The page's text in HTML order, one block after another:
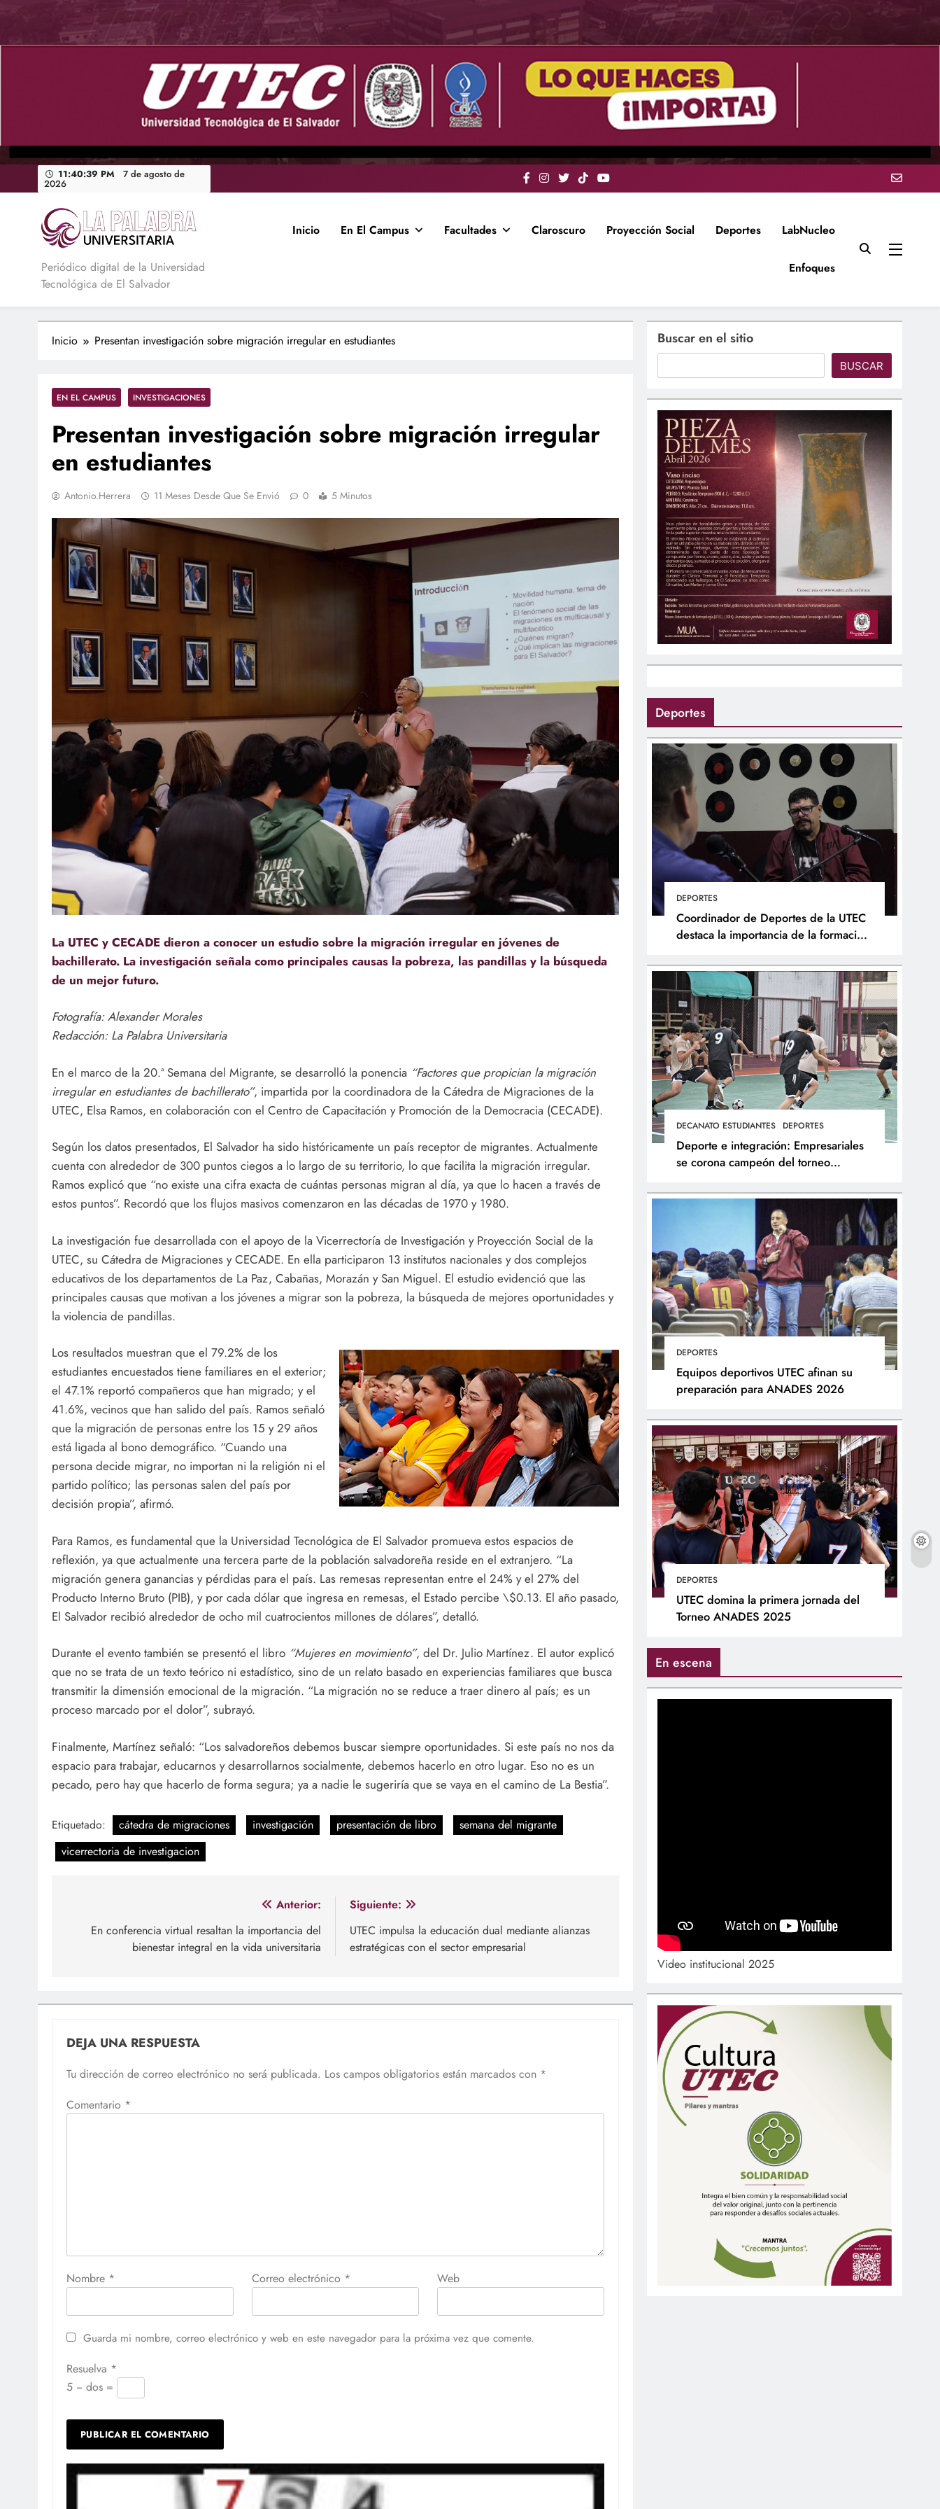
contenido
11:40:40 PM 7 de agosto de
2026
La Palabra Universitaria
Periódico digital de la Universidad
Tecnológica de El Salvador
Inicio En El Campus Facultades Claroscuro Proyección Social Deportes LabNucleo
Enfoques
Inicio Presentan investigación sobre migración irregular en estudiantes
EN EL CAMPUS INVESTIGACIONES
Presentan investigación sobre migración irregular
en estudiantes
Antonio.herrera 11 Meses Desde Que Se Envió 0 5 Minutos
La UTEC y CECADE dieron a conocer un estudio sobre la migración irregular en jóvenes de
bachillerato. La investigación señala como principales causas la pobreza, las pandillas y la búsqueda
de un mejor futuro.
Fotografía: Alexander Morales
Redacción: La Palabra Universitaria
En el marco de la 20.ª Semana del Migrante, se desarrolló la ponencia “Factores que propician la migración
irregular en estudiantes de bachillerato”, impartida por la coordinadora de la Cátedra de Migraciones de la
UTEC, Elsa Ramos, en colaboración con el Centro de Capacitación y Promoción de la Democracia (CECADE).
Según los datos presentados, El Salvador ha sido históricamente un país receptor de migrantes. Actualmente
cuenta con alrededor de 300 puntos ciegos a lo largo de su territorio, lo que facilita la migración irregular.
Ramos explicó que “no existe una cifra exacta de cuántas personas migran al día, ya que lo hacen a través de
estos puntos”. Recordó que los flujos masivos comenzaron en las décadas de 1970 y 1980.
La investigación fue desarrollada con el apoyo de la Vicerrectoría de Investigación y Proyección Social de la
UTEC, su Cátedra de Migraciones y CECADE. En ella participaron 13 institutos nacionales y dos complejos
educativos de los departamentos de La Paz, Cabañas, Morazán y San Miguel. El estudio evidenció que las
principales causas que motivan a los jóvenes a migrar son la pobreza, la búsqueda de mejores oportunidades y
la violencia de pandillas.
Los resultados muestran que el 79.2% de los
estudiantes encuestados tiene familiares en el exterior;
el 47.1% reportó compañeros que han migrado; y el
41.6%, vecinos que han salido del país. Ramos señaló
que la migración de personas entre los 15 y 29 años
está ligada al bono demográfico. “Cuando una
persona decide migrar, no importan ni la religión ni el
partido político; las personas salen del país por
decisión propia”, afirmó.
Para Ramos, es fundamental que la Universidad Tecnológica de El Salvador promueva estos espacios de
reflexión, ya que actualmente una tercera parte de la población salvadoreña reside en el extranjero. “La
migración genera ganancias y pérdidas para el país. Las remesas representan entre el 24% y el 27% del
Producto Interno Bruto (PIB), y por cada dólar que ingresa en remesas, el Estado percibe \$0.13. El año pasado,
El Salvador recibió alrededor de ocho mil cuatrocientos millones de dólares”, detalló.
Durante el evento también se presentó el libro “Mujeres en movimiento”, del Dr. Julio Martínez. El autor explicó
que no se trata de un texto teórico ni estadístico, sino de un relato basado en experiencias familiares que busca
transmitir la dimensión emocional de la migración. “La migración no se reduce a traer dinero al país; es un
proceso marcado por el dolor”, subrayó.
Finalmente, Martínez señaló: “Los salvadoreños debemos buscar siempre oportunidades. Si este país no nos da
espacio para trabajar, educarnos y desarrollarnos socialmente, debemos hacerlo en otro lugar. Eso no es un
pecado, pero hay que hacerlo de forma segura; ya a nadie le sugeriría que se vaya en el camino de La Bestia”.
Etiquetado: cátedra de migraciones investigación presentación de libro
semana del migrante
vicerrectoria de investigacion
entradas
Anterior:
En conferencia virtual resaltan la importancia del
bienestar integral en la vida universitaria
Siguiente:
UTEC impulsa la educación dual mediante alianzas
estratégicas con el sector empresarial
DEJA UNA RESPUESTA
Tu dirección de correo electrónico no será publicada. Los campos obligatorios están marcados con *
Comentario *
Nombre * Correo electrónico * Web
Guarda mi nombre, correo electrónico y web en este navegador para la próxima vez que comente.
Resuelva *
5 − dos =
Buscar en el sitio
BUSCAR
Deportes
DEPORTES
Coordinador de Deportes de la UTEC
destaca la importancia de la formación
DECANATO ESTUDIANTES DEPORTES
Deporte e integración: Empresariales
se corona campeón del torneo
DEPORTES
Equipos deportivos UTEC afinan su
preparación para ANADES 2026
DEPORTES
UTEC domina la primera jornada del
Torneo ANADES 2025
En escena
Video institucional 2025